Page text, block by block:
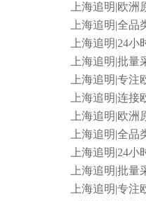
上海追明|欧洲
上海追明|全品
上海追明|24小
上海追明|批量
上海追明|专注
上海追明|连接
上海追明|欧洲
上海追明|全品
上海追明|24小
上海追明|批量
上海追明|专注